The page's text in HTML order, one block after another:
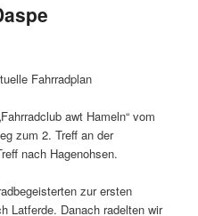
Fahrradplan
awt Hameln“ vom
zum 2. Treff an der
nach Hagenohsen.
zur ersten
Latferde. Danach radelten wir